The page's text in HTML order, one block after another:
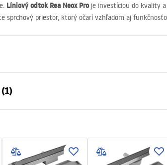
Líniový odtok Rea Neox Proje investíciou do kvality
sprchový priestor, ktorý očarí vzhľadom aj
60
jednostranný na nalepenie